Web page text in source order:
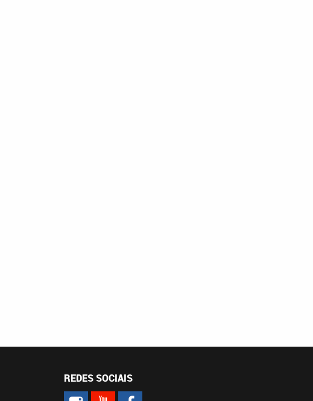
REDES SOCIAIS